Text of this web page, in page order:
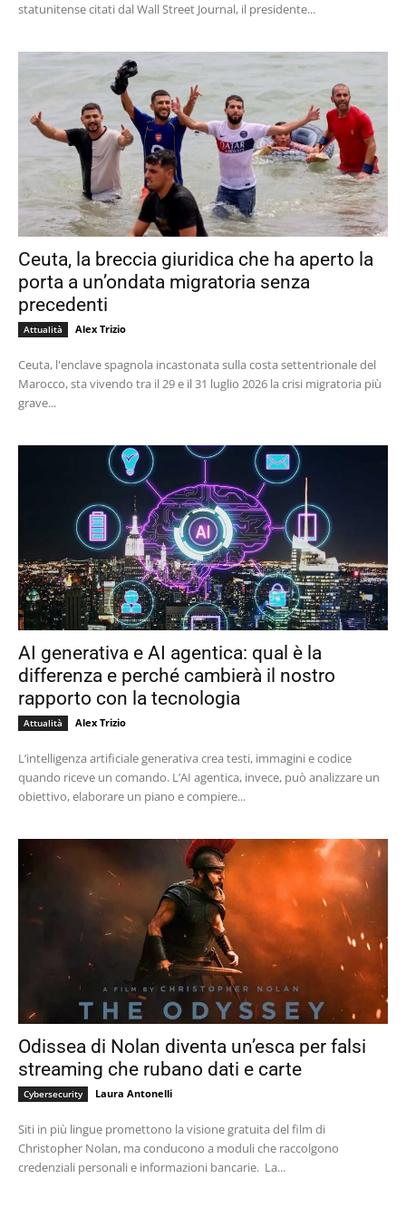
statunitense citati dal Wall Street Journal, il presidente...
Ceuta, la breccia giuridica che ha aperto la
porta a un’ondata migratoria senza
precedenti
Attualità Alex Trizio
Ceuta, l'enclave spagnola incastonata sulla costa settentrionale del
Marocco, sta vivendo tra il 29 e il 31 luglio 2026 la crisi migratoria più
grave...
AI generativa e AI agentica: qual è la
differenza e perché cambierà il nostro
rapporto con la tecnologia
Attualità Alex Trizio
L’intelligenza artificiale generativa crea testi, immagini e codice
quando riceve un comando. L’AI agentica, invece, può analizzare un
obiettivo, elaborare un piano e compiere...
Odissea di Nolan diventa un’esca per falsi
streaming che rubano dati e carte
Cybersecurity Laura Antonelli
Siti in più lingue promettono la visione gratuita del film di
Christopher Nolan, ma conducono a moduli che raccolgono
credenziali personali e informazioni bancarie. La...